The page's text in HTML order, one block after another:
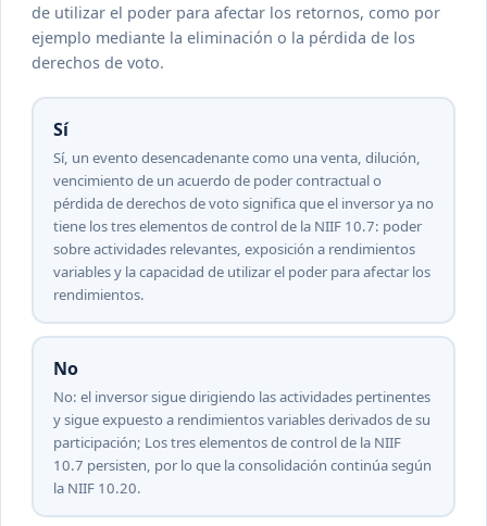
de utilizar el poder para afectar los retornos, como por
ejemplo mediante la eliminación o la pérdida de los
derechos de voto.
Sí
Sí, un evento desencadenante como una venta, dilución,
vencimiento de un acuerdo de poder contractual o
pérdida de derechos de voto significa que el inversor ya no
tiene los tres elementos de control de la NIIF 10.7: poder
sobre actividades relevantes, exposición a rendimientos
variables y la capacidad de utilizar el poder para afectar los
rendimientos.
No
No: el inversor sigue dirigiendo las actividades pertinentes
y sigue expuesto a rendimientos variables derivados de su
participación; Los tres elementos de control de la NIIF
10.7 persisten, por lo que la consolidación continúa según
la NIIF 10.20.